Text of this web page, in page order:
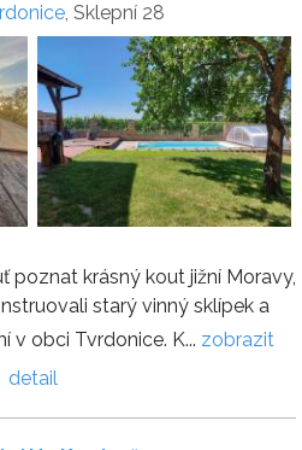
, Sklepní 28
poznat krásný kout jižní Moravy,
starý vinný sklípek a
v obci Tvrdonice. K... zobrazit
detail